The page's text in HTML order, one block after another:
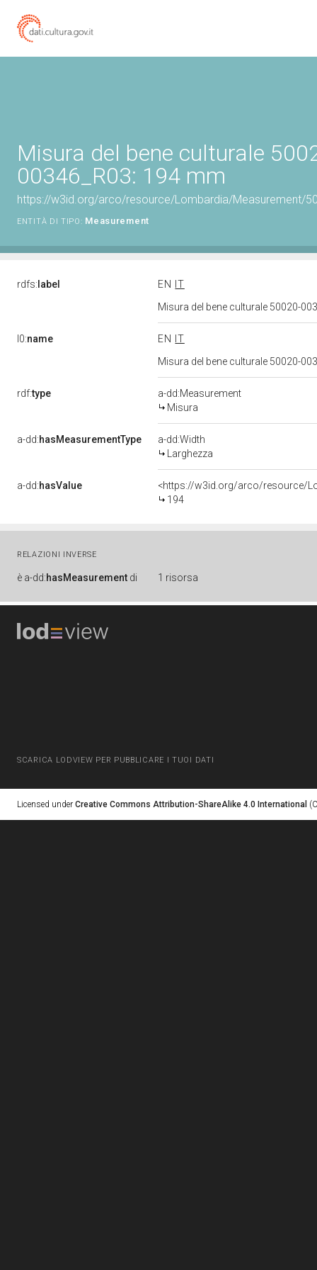
Misura del bene culturale
00346_R03: 194 mm
https://w3id.org/arco/resource/Lombardia/Measurement/
ENTITÀ DI TIPO: Measurement
rdfs: label EN
IT
Misura del bene culturale 50020-
l0:name EN
IT
Misura del bene culturale 50020-
rdf:type
a-dd:Measurement
Misura
a-dd:hasMeasurementType
a-dd:Width
Larghezza
a-dd:hasValue
<https://w3id.org/arco/resource/
194
RELAZIONI INVERSE
è a-dd:hasMeasurement di 1 risorsa
SCARICA LODVIEW PER PUBBLICARE I TUOI DATI
Licensed under Creative Commons Attribution-ShareAlike 4.0 International